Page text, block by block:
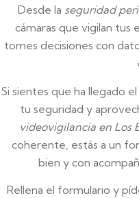
Desde la seguridad
cámaras que vigilan tus
tomes decisiones con
Si sientes que ha llegado
tu seguridad y
videovigilancia en Los
coherente, estás a un
bien y con
Rellena el formulario y